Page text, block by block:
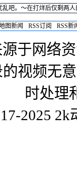
乱吧。～在打烊后仅剩两人
图新闻 RSS订阅 RSS新
于网络
视频无
时处理
2025 2k